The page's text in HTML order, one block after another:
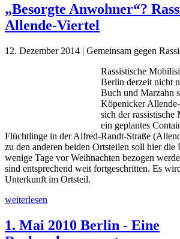
„Besorgte Anwohner“?
Allende-Viertel
12. Dezember 2014 | Gemeinsam gegen
Rassistische
Berlin derzeit nicht
Buch und Marzahn
Köpenicker
sich der rassistische
ein geplantes
Flüchtlinge in der Alfred-Randt-Straße
zu den anderen beiden Ortsteilen soll hier die
wenige Tage vor Weihnachten bezogen
sind entsprechend weit fortgeschritten. Es
Unterkunft im Ortsteil.
weiterlesen
1. Mai 2010 Berlin - Eine